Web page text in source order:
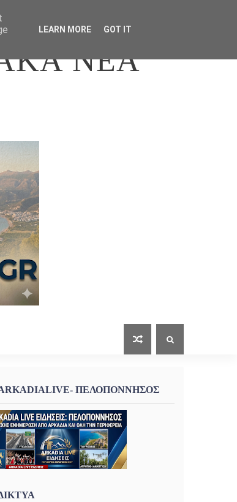
ΝΕΑ
ΠΕΛΟΠΟΝΝΗΣΟΣ
LEARN MORE GOT IT